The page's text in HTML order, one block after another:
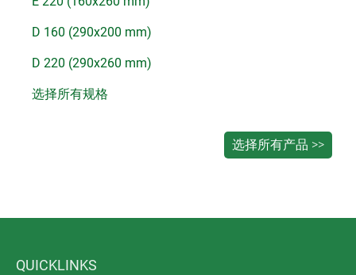
D 160 (290x200 mm)
D 220 (290x260 mm)
选择所有规格
QUICKLINKS